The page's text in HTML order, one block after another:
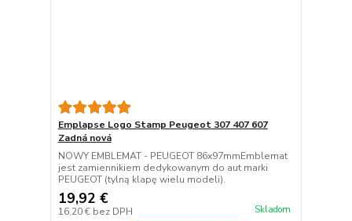
Emplapse Logo Stamp Peugeot 307 407 607
Zadná nová
NOWY EMBLEMAT - PEUGEOT 86x97mmEmblemat
jest zamiennikiem dedykowanym do aut marki
PEUGEOT (tylną klapę wielu modeli).
19,92 €
16,20 € bez DPH Skladom